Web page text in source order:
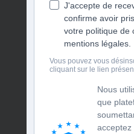
J'accepte de
confirme avoir
votre politique de
mentions légales.
Vous pouvez vous
cliquant sur le lien
Nous
que